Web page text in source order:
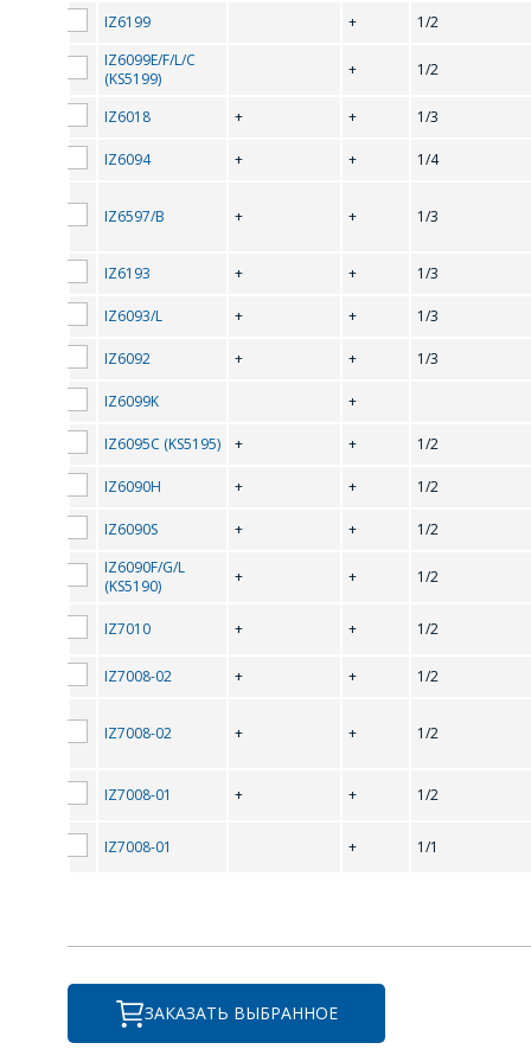
IZ6199 + 1/2
IZ6099Е/F/L/C
(KS5199)
+ 1/2
IZ6018 + + 1/3
IZ6094 + + 1/4
IZ6597/B + + 1/3
IZ6193 + + 1/3
IZ6093/L + + 1/3
IZ6092 + + 1/3
IZ6099K +
IZ6095C (KS5195) + + 1/2
IZ6090H + + 1/2
IZ6090S + + 1/2
IZ6090F/G/L
(KS5190)
+ + 1/2
IZ7010 + + 1/2
IZ7008-02 + + 1/2
IZ7008-02 + + 1/2
IZ7008-01 + + 1/2
IZ7008-01 + 1/1
ЗАКАЗАТЬ ВЫБРАННОЕ